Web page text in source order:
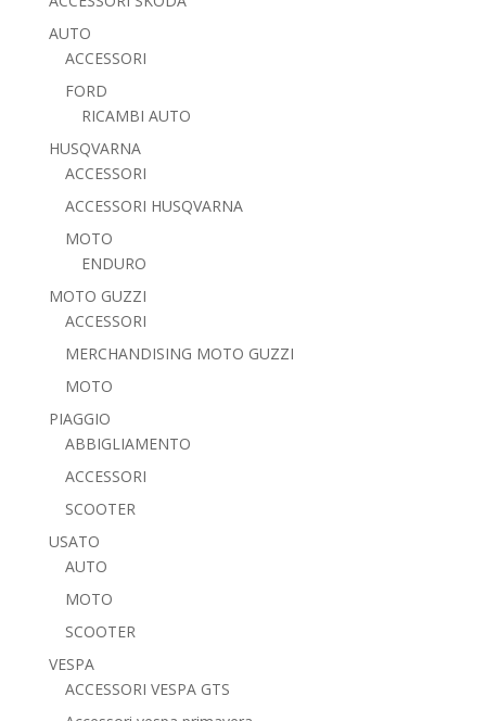
AUTO
ACCESSORI
FORD
RICAMBI AUTO
HUSQVARNA
ACCESSORI
ACCESSORI HUSQVARNA
MOTO
ENDURO
MOTO GUZZI
ACCESSORI
MERCHANDISING MOTO GUZZI
MOTO
PIAGGIO
ABBIGLIAMENTO
ACCESSORI
SCOOTER
USATO
AUTO
MOTO
SCOOTER
VESPA
ACCESSORI VESPA GTS